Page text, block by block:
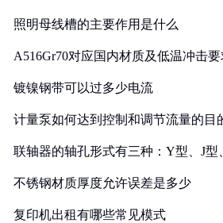
照明母线槽的主要作用是什么
A516Gr70对应国内材质及低温冲击
镀镍钢带可以过多少电流
计量泵如何达到控制和调节流量的目
联轴器的轴孔形式有三种：Y型、J型
不锈钢材质厚度允许误差是多少
复印机出租有哪些常见模式